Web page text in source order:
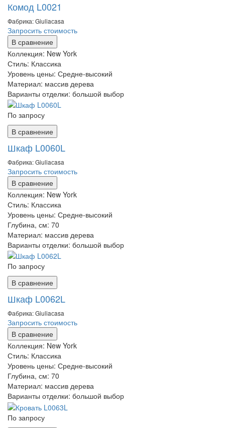
Комод L0021
Фабрика: Giuliaсasa
Запросить стоимость
В сравнение
Коллекция: New York
Стиль: Классика
Уровень цены: Средне-высокий
Материал: массив дерева
Варианты отделки: большой выбор
По запросу
В сравнение
Шкаф L0060L
Фабрика: Giuliaсasa
Запросить стоимость
В сравнение
Коллекция: New York
Стиль: Классика
Уровень цены: Средне-высокий
Глубина, см: 70
Материал: массив дерева
Варианты отделки: большой выбор
По запросу
В сравнение
Шкаф L0062L
Фабрика: Giuliaсasa
Запросить стоимость
В сравнение
Коллекция: New York
Стиль: Классика
Уровень цены: Средне-высокий
Глубина, см: 70
Материал: массив дерева
Варианты отделки: большой выбор
По запросу